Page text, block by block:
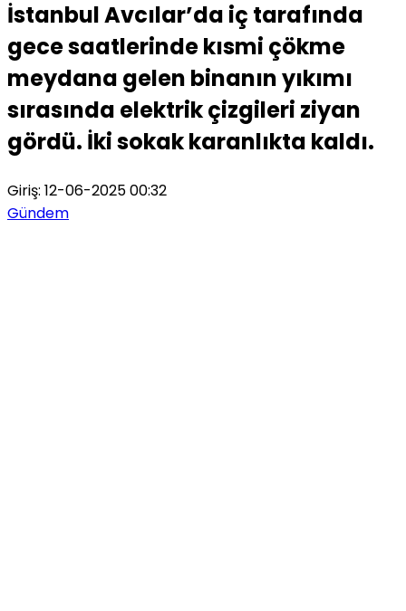
İstanbul Avcılar’da iç tarafında
gece saatlerinde kısmi çökme
meydana gelen binanın yıkımı
sırasında elektrik çizgileri ziyan
gördü. İki sokak karanlıkta kaldı.
Giriş: 12-06-2025 00:32
Gündem